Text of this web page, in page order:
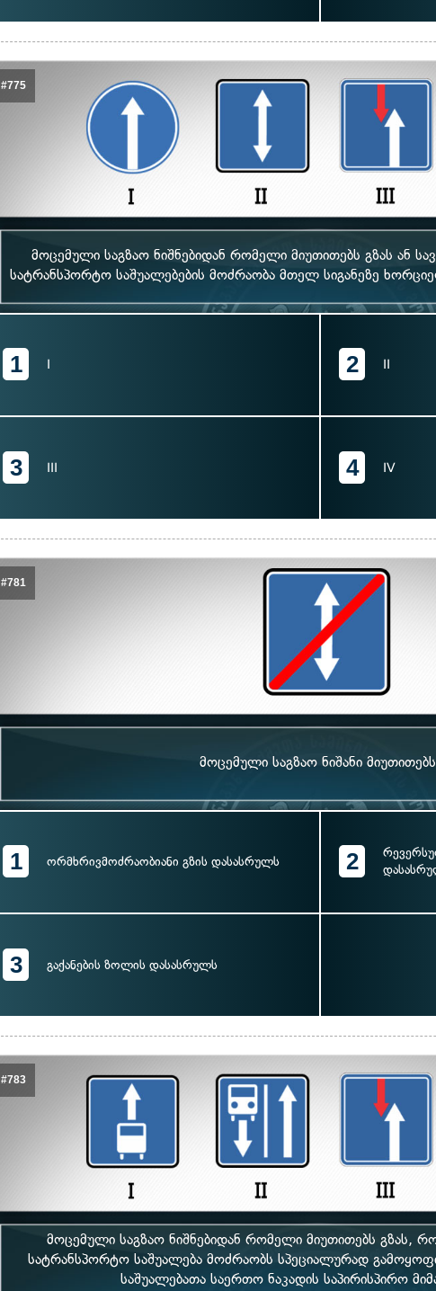
#775
მოცემული საგზაო ნიშნებიდან რომელი მიუთითებს გზას ან
სატრანსპორტო საშუალებების მოძრაობა მთელ სიგანეზე
1 I 2 II
3 III 4 IV
#781
მოცემული საგზაო ნიშანი
1 ორმხრივმოძრაობიანი გზის დასასრულს 2
3 გაქანების ზოლის დასასრულს
#783
მოცემული საგზაო ნიშნებიდან რომელი მიუთითებს გზას,
სატრანსპორტო საშუალება მოძრაობს სპეციალურად
საშუალებათა საერთო ნაკადის საპირისპირო